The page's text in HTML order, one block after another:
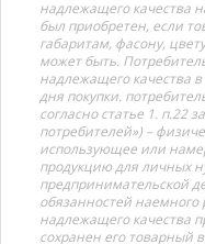
надлежащего качества
был приобретен, если
габаритам, фасону,
может быть.
надлежащего качества
дня покупки.
согласно статье 1. п.22
потребителей») –
использующее или
продукцию для личных
предпринимательской
обязанностей наемного
надлежащего качества
сохранен его товарный